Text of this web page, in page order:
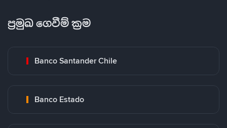
ප්‍රමුඛ ගෙවීම් ක්‍රම
Banco Santander Chile
Banco Estado